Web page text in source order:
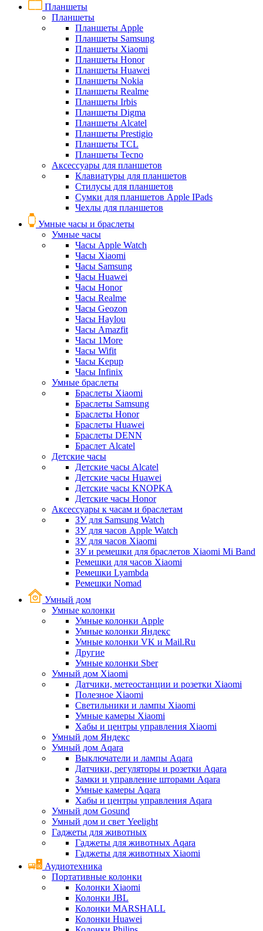
Планшеты
Планшеты
Планшеты Apple
Планшеты Samsung
Планшеты Xiaomi
Планшеты Honor
Планшеты Huawei
Планшеты Nokia
Планшеты Realme
Планшеты Irbis
Планшеты Digma
Планшеты Alcatel
Планшеты Prestigio
Планшеты TCL
Планшеты Tecno
Аксессуары для планшетов
Клавиатуры для планшетов
Стилусы для планшетов
Сумки для планшетов Apple IPads
Чехлы для планшетов
Умные часы и браслеты
Умные часы
Часы Apple Watch
Часы Xiaomi
Часы Samsung
Часы Huawei
Часы Honor
Часы Realme
Часы Geozon
Часы Haylou
Часы Amazfit
Часы 1More
Часы Wifit
Часы Kepup
Часы Infinix
Умные браслеты
Браслеты Xiaomi
Браслеты Samsung
Браслеты Honor
Браслеты Huawei
Браслеты DENN
Браслет Alcatel
Детские часы
Детские часы Alcatel
Детские часы Huawei
Детские часы KNOPKA
Детские часы Honor
Аксессуары к часам и браслетам
ЗУ для Samsung Watch
ЗУ для часов Apple Watch
ЗУ для часов Xiaomi
ЗУ и ремешки для браслетов Xiaomi Mi Band
Ремешки для часов Xiaomi
Ремешки Lyambda
Ремешки Nomad
Умный дом
Умные колонки
Умные колонки Apple
Умные колонки Яндекс
Умные колонки VK и Mail.Ru
Другие
Умные колонки Sber
Умный дом Xiaomi
Датчики, метеостанции и розетки Xiaomi
Полезное Xiaomi
Светильники и лампы Xiaomi
Умные камеры Xiaomi
Хабы и центры управления Xiaomi
Умный дом Яндекс
Умный дом Aqara
Выключатели и лампы Aqara
Датчики, регуляторы и розетки Aqara
Замки и управление шторами Aqara
Умные камеры Aqara
Хабы и центры управления Aqara
Умный дом Gosund
Умный дом и свет Yeelight
Гаджеты для животных
Гаджеты для животных Aqara
Гаджеты для животных Xiaomi
Аудиотехника
Портативные колонки
Колонки Xiaomi
Колонки JBL
Колонки MARSHALL
Колонки Huawei